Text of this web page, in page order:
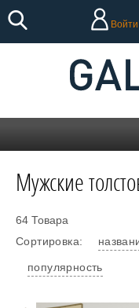
Войти
Мужские
Сортировка:
популярность
64 Товара